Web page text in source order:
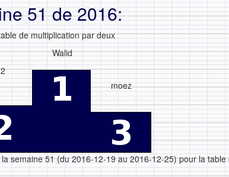
51 de 2016:
de multiplication par deux
2
Walid
moez
semaine 51 (du 2016-12-19 au 2016-12-25) pour la table